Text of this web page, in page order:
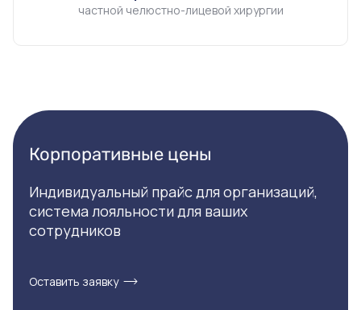
частной челюстно-лицевой хирургии
Корпоративные цены
Индивидуальный прайс для организаций,
система лояльности для ваших
сотрудников
Оставить заявку